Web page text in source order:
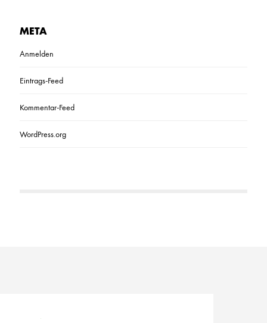
META
Anmelden
Eintrags-Feed
Kommentar-Feed
WordPress.org